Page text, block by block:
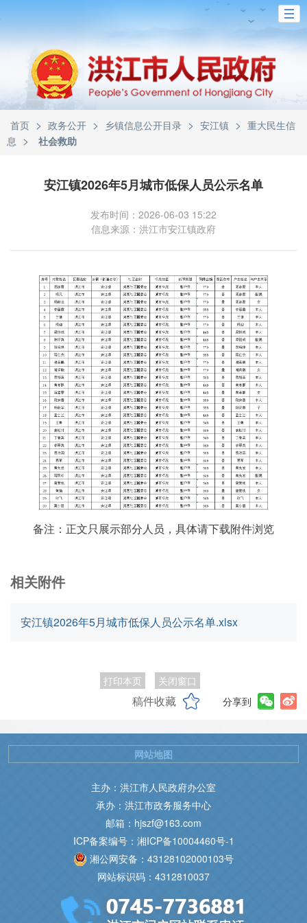
首页 > 政务公开 > 乡镇信息公开目录 > 安江镇 > 重大民生信
息 > 社会救助
安江镇2026年5月城市低保人员公示名单
发布时间：2026-06-03 15:22
信息来源：洪江市安江镇政府
备注：正文只展示部分人员，具体请下载附件浏览
相关附件
安江镇2026年5月城市低保人员公示名单.xlsx
打印本页 关闭窗口
稿件收藏 分享到
主办：洪江市人民政府办公室
承办：洪江市政务服务中心
邮箱：hjszf@163.com
ICP备案编号：湘ICP备10004460号-1
湘公网安备：43128102000103号
网站标识码：4312810037
网站地图